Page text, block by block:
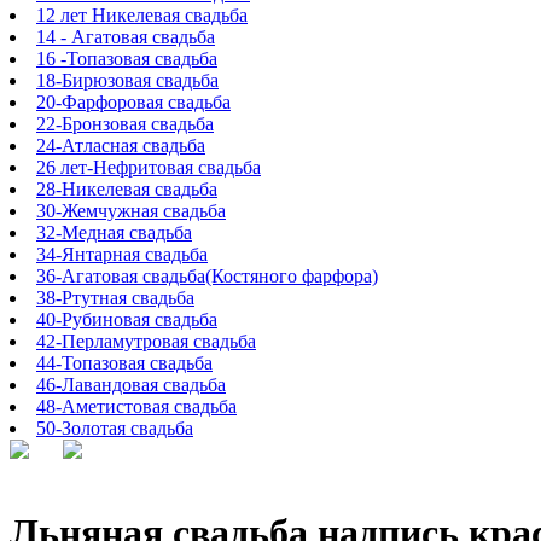
12 лет Никелевая свадьба
14 - Агатовая свадьба
16 -Топазовая свадьба
18-Бирюзовая свадьба
20-Фарфоровая свадьба
22-Бронзовая свадьба
24-Атласная свадьба
26 лет-Нефритовая свадьба
28-Никелевая свадьба
30-Жемчужная свадьба
32-Медная свадьба
34-Янтарная свадьба
36-Агатовая свадьба(Костяного фарфора)
38-Ртутная свадьба
40-Рубиновая свадьба
42-Перламутровая свадьба
44-Топазовая свадьба
46-Лавандовая свадьба
48-Аметистовая свадьба
50-Золотая свадьба